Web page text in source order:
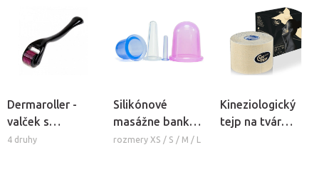
Dermaroller -
valček s
mikroihlami
4 druhy
Silikónové
masážne banky
Fabulo Bell
rozmery XS / S / M / L
Kineziologický
tejp na tvár